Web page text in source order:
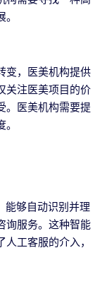
变，医美机构提供
关注医美项目的价
。医美机构需要提
能够自动识别并理
询服务。这种智能
工客服的介入，